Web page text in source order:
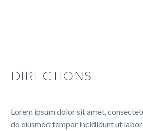
DIRECTIONS
Lorem ipsum dolor sit amet,
do eiusmod tempor incididunt ut